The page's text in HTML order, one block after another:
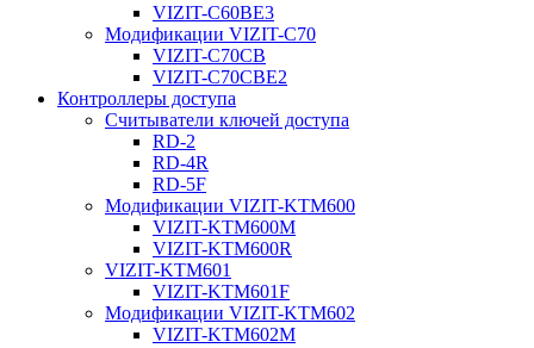
VIZIT-C60BE3
Модификации VIZIT-C70
VIZIT-C70CB
VIZIT-C70CBE2
Контроллеры доступа
Считыватели ключей доступа
RD-2
RD-4R
RD-5F
Модификации VIZIT-KTM600
VIZIT-KTM600М
VIZIT-KTM600R
VIZIT-KTM601
VIZIT-KTM601F
Модификации VIZIT-KTM602
VIZIT-KTM602M